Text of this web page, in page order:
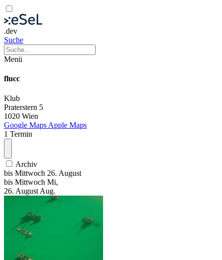
.dev
Suche
Menü
flucc
Klub
Praterstern 5
1020 Wien
Google Maps Apple Maps
1 Termin
Archiv
bis Mittwoch 26. August
bis Mittwoch Mi,
26. August Aug.